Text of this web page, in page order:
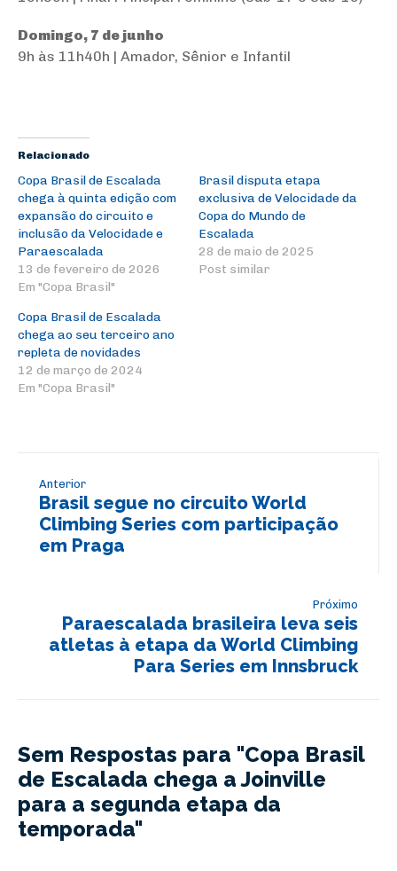
Domingo, 7 de junho
9h às 11h40h | Amador, Sênior e Infantil
Relacionado
Copa Brasil de Escalada
chega à quinta edição com
expansão do circuito e
inclusão da Velocidade e
Paraescalada
13 de fevereiro de 2026
Em "Copa Brasil"
Brasil disputa etapa
exclusiva de Velocidade da
Copa do Mundo de
Escalada
28 de maio de 2025
Post similar
Copa Brasil de Escalada
chega ao seu terceiro ano
repleta de novidades
12 de março de 2024
Em "Copa Brasil"
Anterior
Brasil segue no circuito World
Climbing Series com participação
em Praga
Próximo
Paraescalada brasileira leva seis
atletas à etapa da World Climbing
Para Series em Innsbruck
Sem Respostas para "Copa Brasil
de Escalada chega a Joinville
para a segunda etapa da
temporada"